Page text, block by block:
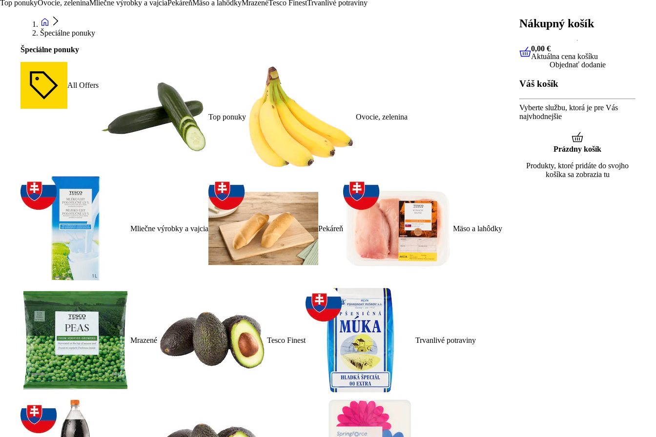
Top ponukyOvocie, zeleninaMliečne výrobky a vajciaPekáreňMäso a lahôdkyMrazenéTesco FinestTrvanlivé potraviny
Špeciálne ponuky
Špeciálne ponuky
All Offers
Top ponuky Ovocie, zelenina
Mliečne výrobky a vajcia Pekáreň Mäso a lahôdky
Mrazené Tesco Finest Trvanlivé potraviny
Nákupný košík
0,00 €Aktuálna cena košíku
0,00 €
Aktuálna cena košíku
Objednať dodanie
Váš košík
Vyberte službu, ktorá je pre Vás
najvhodnejšie
Prázdny košík
Produkty, ktoré pridáte do svojho
košíka sa zobrazia tu